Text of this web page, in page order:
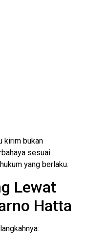
kirim bukan
sesuai
yang berlaku.
Lewat
Hatta